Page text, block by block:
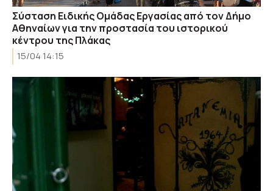
Σύσταση Ειδικής Ομάδας Εργασίας από τον Δήμο
Αθηναίων για την προστασία του ιστορικού
κέντρου της Πλάκας
15/04 14:15